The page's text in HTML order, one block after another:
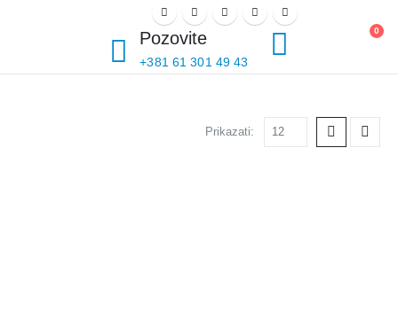
Pozovite
+381 61 301 49 43
0
Prikazati: